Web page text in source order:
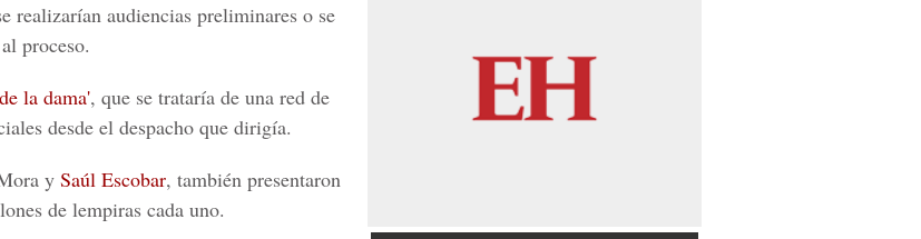
realizarían audiencias preliminares o se
proceso.
la dama', que se trataría de una red de
desde el despacho que dirigía.
y Saúl Escobar, también presentaron
de lempiras cada uno.